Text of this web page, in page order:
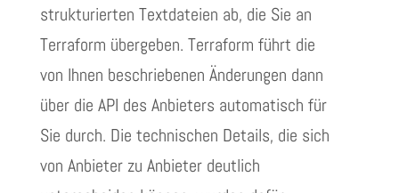
strukturierten Textdateien ab, die Sie an
Terraform übergeben. Terraform führt die
von Ihnen beschriebenen Änderungen dann
über die API des Anbieters automatisch für
Sie durch. Die technischen Details, die sich
von Anbieter zu Anbieter deutlich